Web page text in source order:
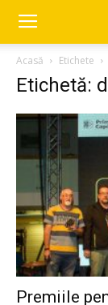
Acasă Etichete
Etichetă:
Premiile